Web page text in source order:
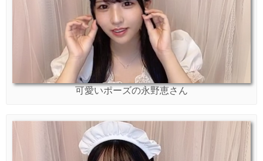
可愛いポーズの永野恵さん